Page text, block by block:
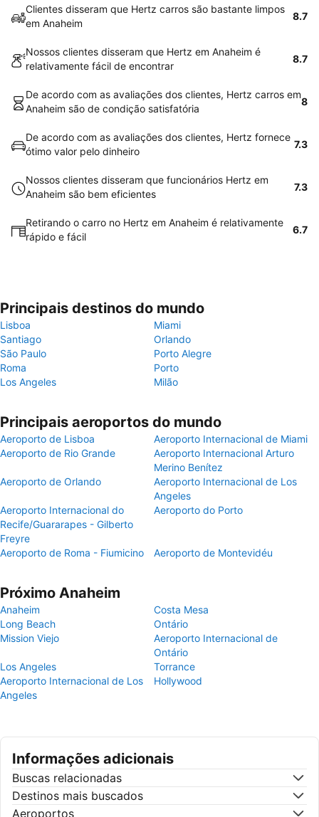
Clientes disseram que Hertz carros são bastante limpos
em Anaheim
8.7
Nossos clientes disseram que Hertz em Anaheim é
relativamente fácil de encontrar
8.7
De acordo com as avaliações dos clientes, Hertz carros em
Anaheim são de condição satisfatória
8
De acordo com as avaliações dos clientes, Hertz fornece
ótimo valor pelo dinheiro
7.3
Nossos clientes disseram que funcionários Hertz em
Anaheim são bem eficientes
7.3
Retirando o carro no Hertz em Anaheim é relativamente
rápido e fácil
6.7
Principais destinos do mundo
Lisboa
Miami
Santiago
Orlando
São Paulo
Porto Alegre
Roma
Porto
Los Angeles
Milão
Principais aeroportos do mundo
Aeroporto de Lisboa
Aeroporto Internacional de Miami
Aeroporto de Rio Grande
Aeroporto Internacional Arturo
Merino Benítez
Aeroporto de Orlando
Aeroporto Internacional de Los
Angeles
Aeroporto Internacional do
Recife/Guararapes - Gilberto
Freyre
Aeroporto do Porto
Aeroporto de Roma - Fiumicino Aeroporto de Montevidéu
Próximo Anaheim
Anaheim
Costa Mesa
Long Beach
Ontário
Mission Viejo
Aeroporto Internacional de
Ontário
Los Angeles
Torrance
Aeroporto Internacional de Los
Angeles
Hollywood
Informações adicionais
Buscas relacionadas
Destinos mais buscados
Aeroportos